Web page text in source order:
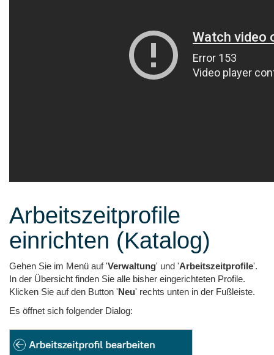
Arbeitszeitprofile
einrichten (Katalog)
Gehen Sie im Menü auf 'Verwaltung' und 'Arbeitszeitprofile'.
In der Übersicht finden Sie alle bisher eingerichteten Profile.
Klicken Sie auf den Button 'Neu' rechts unten in der Fußleiste.
Es öffnet sich folgender Dialog: